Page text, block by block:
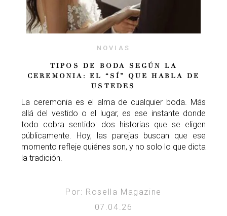
NOVIAS
TIPOS DE BODA SEGÚN LA
CEREMONIA: EL “SÍ” QUE HABLA DE
USTEDES
La ceremonia es el alma de cualquier boda. Más
allá del vestido o el lugar, es ese instante donde
todo cobra sentido: dos historias que se eligen
públicamente. Hoy, las parejas buscan que ese
momento refleje quiénes son, y no solo lo que dicta
la tradición.
Por: Rosella Magazine
07.04.26